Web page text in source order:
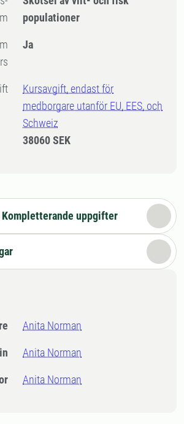
populationer
Ja
Kursavgift, endast för
medborgare utanför EU, EES, och
Schweiz
38060 SEK
Kompletterande uppgifter
Anita Norman
Anita Norman
Anita Norman